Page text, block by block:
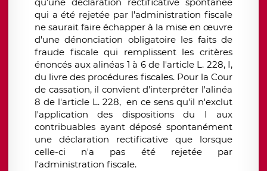
qu’une déclaration rectificative spontanée
qui a été rejetée par l'administration fiscale
ne saurait faire échapper à la mise en œuvre
d'une dénonciation obligatoire les faits de
fraude fiscale qui remplissent les critères
énoncés aux alinéas 1 à 6 de l'article L. 228, I,
du livre des procédures fiscales. Pour la Cour
de cassation, il convient d'interpréter l'alinéa
8 de l'article L. 228, en ce sens qu'il n'exclut
l'application des dispositions du I aux
contribuables ayant déposé spontanément
une déclaration rectificative que lorsque
celle-ci n'a pas été rejetée par
l'administration fiscale.